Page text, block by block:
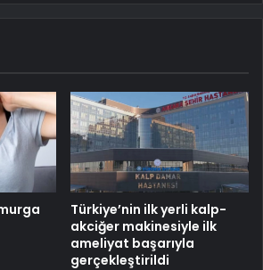
Türkiye’nin ilk yerli kalp-
akciğer makinesiyle ilk
ameliyat başarıyla
gerçekleştirildi